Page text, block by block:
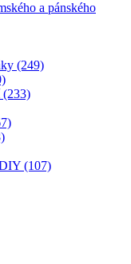
a pánského
(249)
(233)
(107)